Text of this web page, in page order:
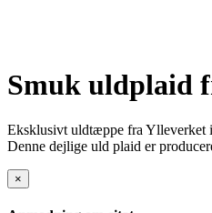
Smuk uldplaid
Eksklusivt uldtæppe fra Ylleverket
Denne dejlige uld plaid er
×